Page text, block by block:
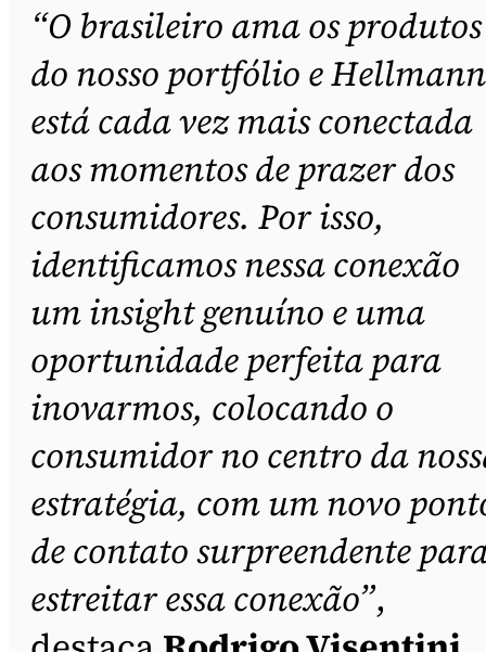
“O brasileiro ama os produtos
do nosso portfólio e
está cada vez mais conectada
aos momentos de prazer dos
consumidores. Por isso,
identificamos nessa conexão
um insight genuíno e uma
oportunidade perfeita para
inovarmos, colocando o
consumidor no centro da
estratégia, com um novo
de contato surpreendente
estreitar essa conexão”,